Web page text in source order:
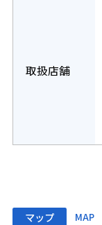
取扱店舗
マップ MAP